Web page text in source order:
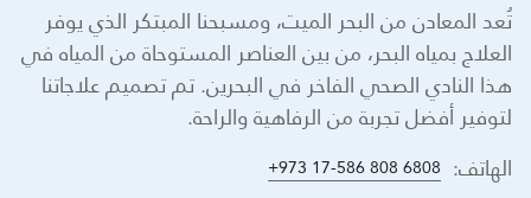
تُعد المعادن من البحر الميت، ومسبحنا المبتكر الذي يوفر
العلاج بمياه البحر، من بين العناصر المستوحاة من المياه في
هذا النادي الصحي الفاخر في البحرين. تم تصميم علاجاتنا
لتوفير أفضل تجربة من الرفاهية والراحة.
الهاتف: +973 17-586 808 6808